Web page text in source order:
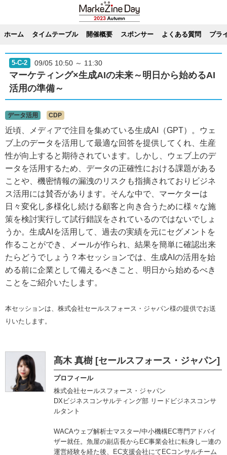
ホーム タイムテーブル 開催概要 スポンサー よくある質問 プラ
5-C-2 09/05 10:50 ～ 11:30
マーケティング×生成AIの未来～明日から始めるAI
活用の準備～
データ活用 CDP
近頃、メディアで注目を集めている生成AI（GPT）。ウェ
ブ上のデータを活用して最適な回答を提供してくれ、生産
性が向上すると期待されています。しかし、ウェブ上のデ
ータを活用するため、データの正確性における課題がある
ことや、機密情報の漏洩のリスクも指摘されておりビジネ
ス活用には賛否があります。そんな中で、マーケターは
日々変化し多様化し続ける顧客と向き合うために様々な施
策を検討実行して試行錯誤をされているのではないでしょ
うか。生成AIを活用して、過去の実績を元にセグメントを
作ることができ、メールが作られ、結果を簡単に確認出来
たらどうでしょう？本セッションでは、生成AIの活用を始
める前に企業として備えるべきこと、明日から始めるべき
ことをご紹介いたします。
本セッションは、株式会社セールスフォース・ジャパン様の提供でお送
りいたします。
髙木 真樹 [セールスフォース・ジャパン]
プロフィール
株式会社セールスフォース・ジャパン
DXビジネスコンサルティング部 リードビジネスコンサ
ルタント
WACAウェブ解析士マスター/中小機構EC専門アドバイ
ザー就任。魚屋の副店長からEC事業会社に転身し一連の
運営経験を経た後、EC支援会社にてECコンサルチーム